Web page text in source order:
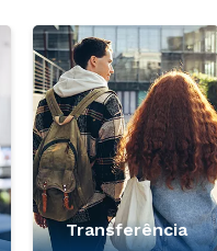
Transferência